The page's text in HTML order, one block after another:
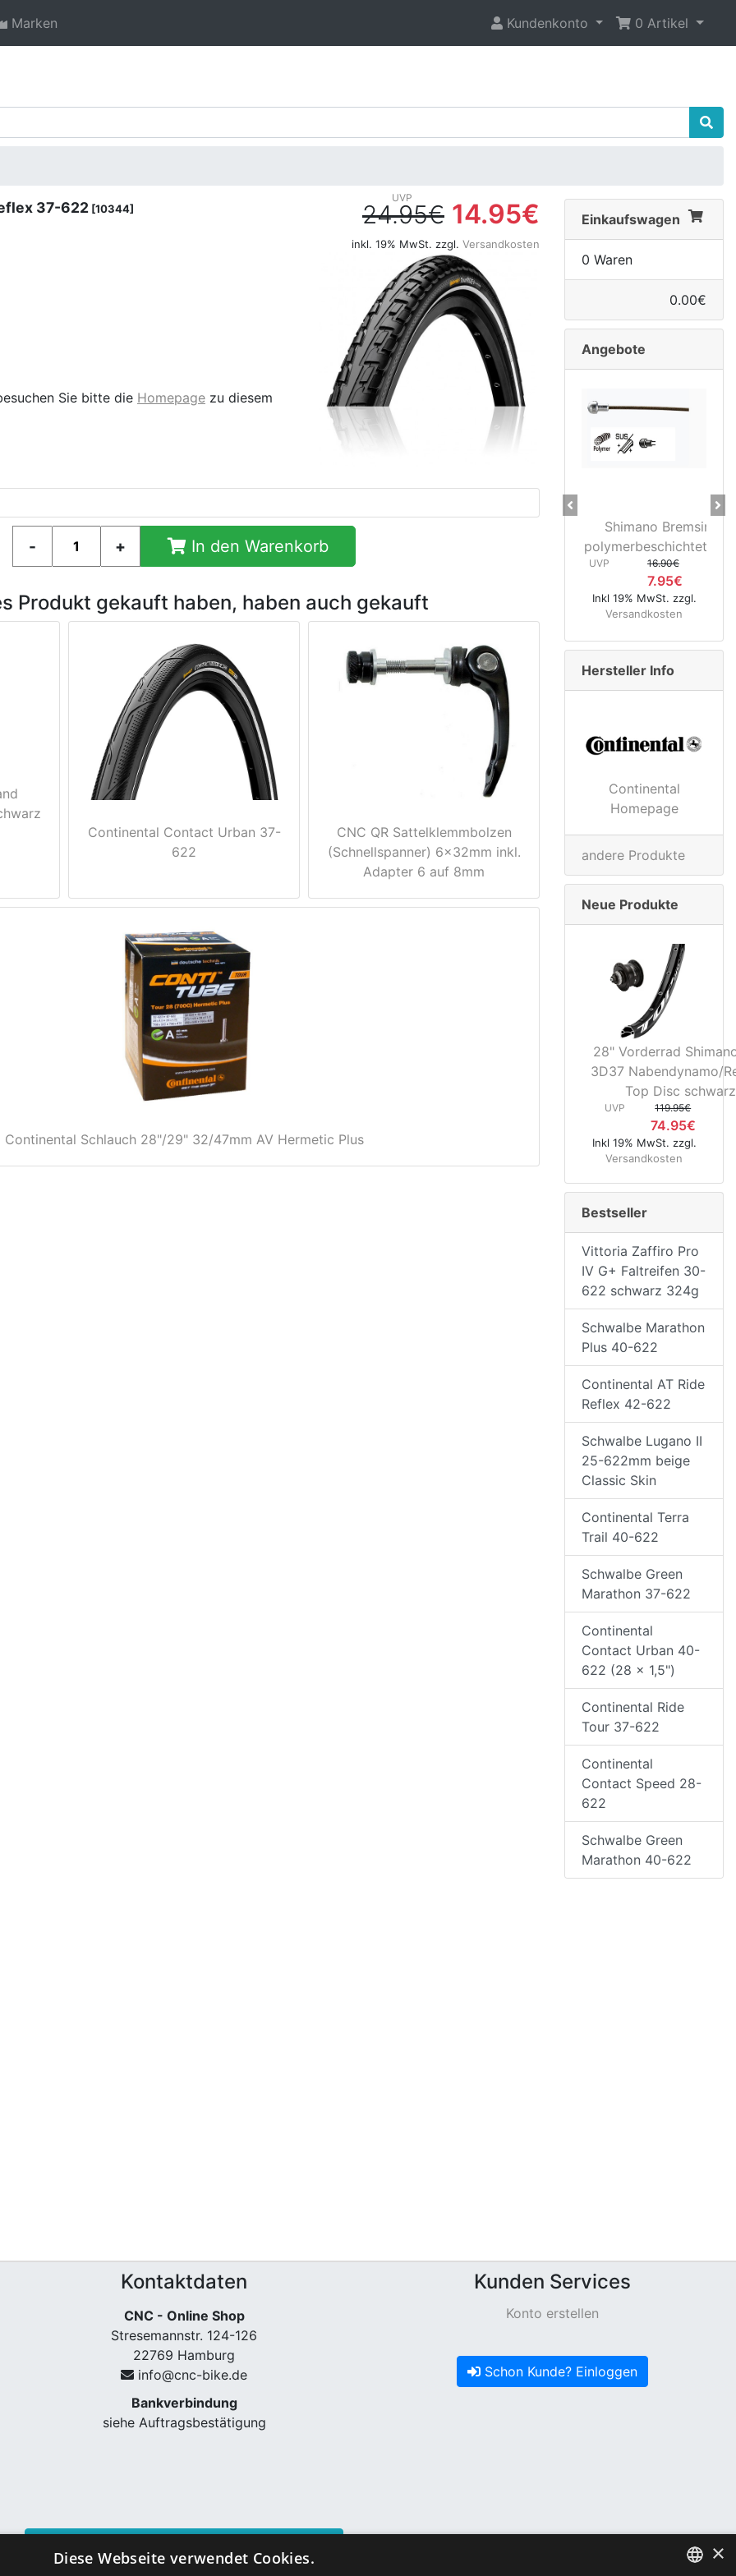
Marken Kundenkonto 0 Artikel
37-622 [10344] 24.95€ 14.95€
inkl. 19% MwSt. zzgl. Versandkosten
Sie bitte die Homepage zu diesem
In den Warenkorb
Produkt gekauft haben, haben auch gekauft
Continental Contact Urban 37-
622
CNC QR Sattelklemmbolzen
(Schnellspanner) 6x32mm inkl.
Adapter 6 auf 8mm
Continental Schlauch 28"/29" 32/47mm AV Hermetic Plus
Einkaufswagen
0 Waren
0.00€
Angebote
Shimano Bremsinnenzug
polymerbeschichtet Rennrad
16.90€
7.95€
Inkl 19% MwSt. zzgl.
Versandkosten
28"
3D37
Inkl 19%
Previous
Hersteller Info
Continental
Homepage
andere Produkte
Neue Produkte
28" Vorderrad
3D37 Nabendynamo/
Top Disc schwarz
UVP 119.95€
74.95€
Inkl 19% MwSt. zzgl.
Versandkosten
Bestseller
Vittoria Zaffiro Pro
IV G+ Faltreifen 30-
622 schwarz 324g
Schwalbe Marathon
Plus 40-622
Continental AT Ride
Reflex 42-622
Schwalbe Lugano II
25-622mm beige
Classic Skin
Continental Terra
Trail 40-622
Schwalbe Green
Marathon 37-622
Continental
Contact Urban 40-
622 (28 x 1,5")
Continental Ride
Tour 37-622
Continental
Contact Speed 28-
622
Schwalbe Green
Marathon 40-622
Kontaktdaten
CNC - Online Shop
Stresemannstr. 124-126
22769 Hamburg
info@cnc-bike.de
Bankverbindung
siehe Auftragsbestätigung
Kunden Services
Konto erstellen
Schon Kunde? Einloggen
×
Diese Webseite verwendet Cookies.